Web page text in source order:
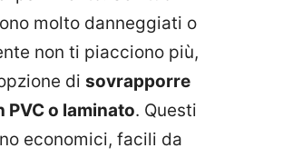
molto danneggiati o
non ti piacciono più,
di sovrapporre
PVC o laminato. Questi
economici, facili da